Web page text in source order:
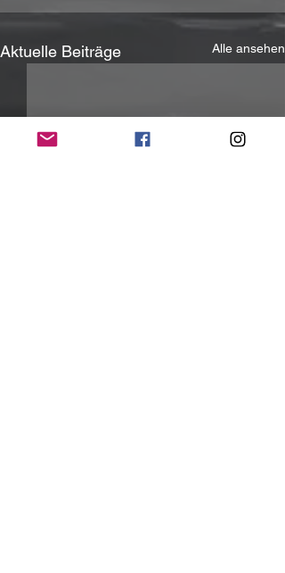
Aktuelle Beiträge Alle ansehen